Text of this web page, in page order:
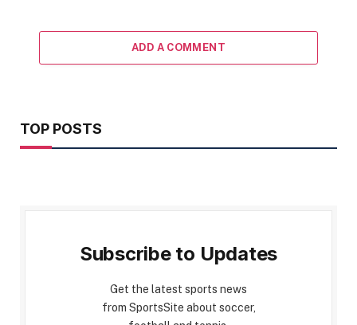
ADD A COMMENT
TOP POSTS
Subscribe to Updates
Get the latest sports news
from SportsSite about soccer,